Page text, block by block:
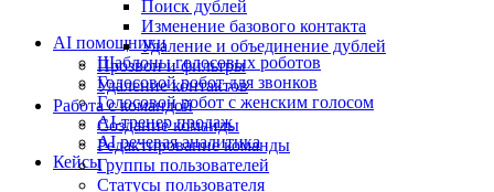
AI помощники
Шаблоны голосовых роботов
Голосовой робот для звонков
Голосовой робот с женским голосом
AI-тренер продаж
AI речевая аналитика
Кейсы
Поиск дублей
Изменение базового контакта
Удаление и объединение дублей
Прозвон и фильтры
Удаление контактов
Работа с командой
Создание команды
Редактирование команды
Группы пользователей
Статусы пользователя